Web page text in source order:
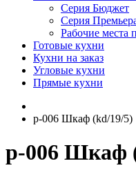
Серия Бюджет
Серия
Рабочие места
Готовые кухни
Кухни на заказ
Угловые кухни
Прямые кухни
p-006 Шкаф (kd/19/5)
p-006 Шкаф